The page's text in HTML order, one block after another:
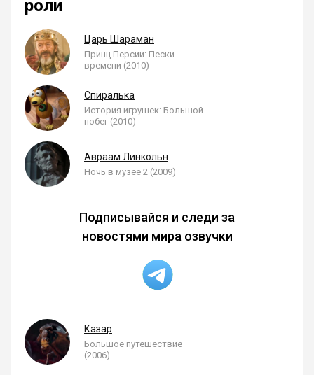
роли
Царь Шараман
Принц Персии: Пески
времени (2010)
Спиралька
История игрушек: Большой
побег (2010)
Авраам Линкольн
Ночь в музее 2 (2009)
Подписывайся и следи за
новостями мира озвучки
Казар
Большое путешествие
(2006)